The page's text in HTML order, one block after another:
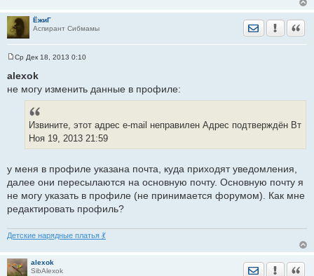
ЁжиГ
Аспирант Сибмамы
Отправить
о
б
Ср Дек 18, 2013 0:10
alexok
не могу изменить данные в профиле:
Извините, этот адрес e-mail неправилен Адрес подтверждён Вт
Ноя 19, 2013 21:59
у меня в профиле указана почта, куда приходят уведомления,
далее они пересылаются на основную почту. Основную почту я
не могу указать в профиле (не принимается форумом). Как мне
редактировать профиль?
Детские нарядные платья 💃
alexok
SibAlexok
Отправить